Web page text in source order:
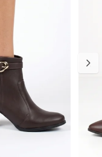
comprimento do pé do
0,5 cm de folga
fique entre duas
número maior. A primeira